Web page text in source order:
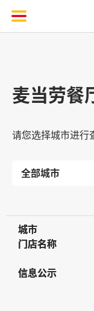
麦当劳餐
请您选择城市进行
城市
城市
门店名称
门店名称
信息公示
信息公示